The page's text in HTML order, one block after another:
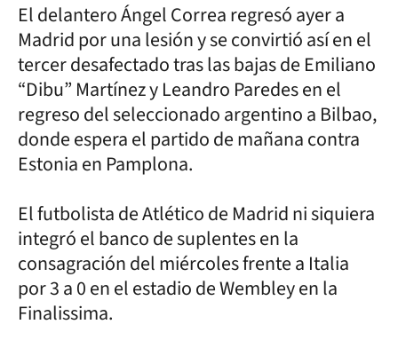
El delantero Ángel Correa regresó ayer a
Madrid por una lesión y se convirtió así en el
tercer desafectado tras las bajas de Emiliano
“Dibu” Martínez y Leandro Paredes en el
regreso del seleccionado argentino a Bilbao,
donde espera el partido de mañana contra
Estonia en Pamplona.
El futbolista de Atlético de Madrid ni siquiera
integró el banco de suplentes en la
consagración del miércoles frente a Italia
por 3 a 0 en el estadio de Wembley en la
Finalissima.